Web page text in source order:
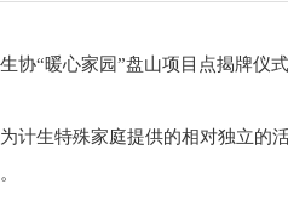
“暖心家园”盘山项目点揭牌仪
生特殊家庭提供的相对独立的活